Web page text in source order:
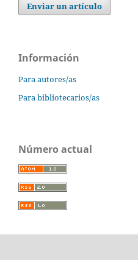
Enviar un artículo
Información
Para autores/as
Para bibliotecarios/as
Número actual